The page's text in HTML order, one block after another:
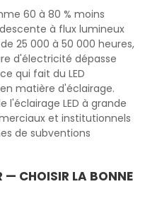
60 à 80 % moins
à flux lumineux
25 000 à 50 000 heures,
d'électricité dépasse
qui fait du LED
matière d'éclairage.
l'éclairage LED à grande
et institutionnels
de subventions
— CHOISIR LA BONNE